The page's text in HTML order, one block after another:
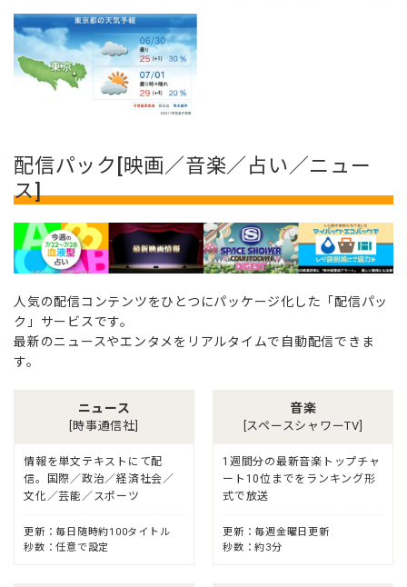
配信パック[映画／音楽／占い／ニュー
ス]
人気の配信コンテンツをひとつにパッケージ化した「配信パッ
ク」サービスです。
最新のニュースやエンタメをリアルタイムで自動配信できま
す。
ニュース
[時事通信社]
情報を単文テキストにて配
信。国際／政治／経済社会／
文化／芸能／スポーツ
更新：毎日随時約100タイトル
秒数：任意で設定
音楽
[スペースシャワーTV]
1週間分の最新音楽トップチャ
ート10位までをランキング形
式で放送
更新：毎週金曜日更新
秒数：約3分